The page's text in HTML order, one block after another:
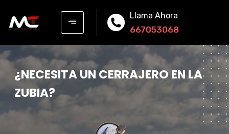
Llama Ahora
667053068
¿NECESITAUN CERRAJERO ENLA
ZUBIA?